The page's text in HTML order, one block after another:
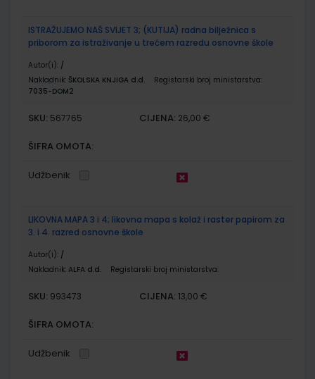
ISTRAŽUJEMO NAŠ SVIJET 3; (KUTIJA) radna bilježnica s
priborom za istraživanje u trećem razredu osnovne škole
Autor(i): /
Nakladnik: ŠKOLSKA KNJIGA d.d.
Registarski broj ministarstva:
7035-DOM2
SKU: 567765 CIJENA: 26,00 €
ŠIFRA OMOTA:
Udžbenik
LIKOVNA MAPA 3 i 4; likovna mapa s kolaž i raster papirom za
3. i 4. razred osnovne škole
Autor(i): /
Nakladnik: ALFA d.d. Registarski broj ministarstva:
SKU: 993473 CIJENA: 13,00 €
ŠIFRA OMOTA:
Udžbenik